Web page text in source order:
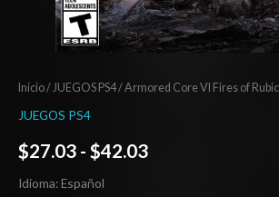
Inicio/ JUEGOS PS4/ Armored Core VI Fires of
JUEGOS PS4
$27.03 - $42.03
Idioma: Español